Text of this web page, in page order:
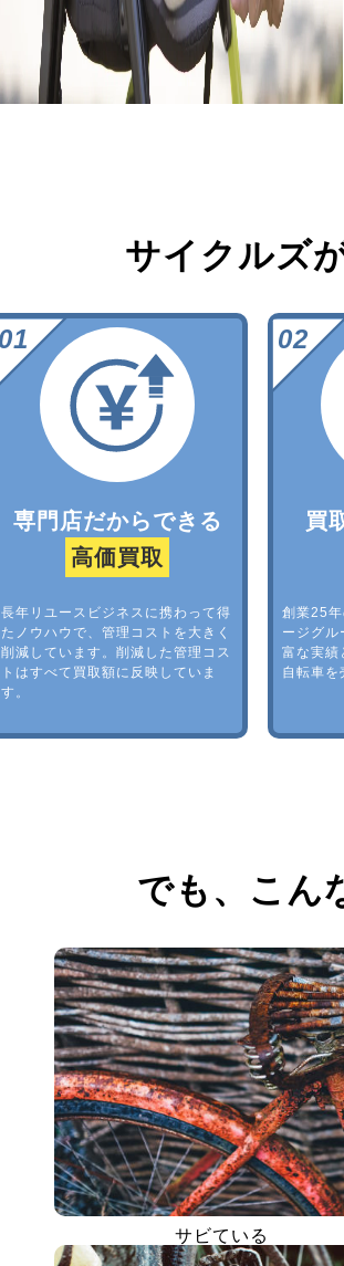
サイクルズ
専門店だからできる
高価買取
長年リユースビジネスに携わって得
たノウハウで、管理コストを大きく
削減しています。削減した管理コス
トはすべて買取額に反映していま
す。
買
創業25
ージグル
富な実績
自転車を
でも、 こん
サビている